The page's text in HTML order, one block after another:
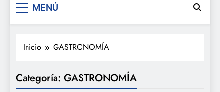
MENÚ
Inicio GASTRONOMÍA
Categoría: GASTRONOMÍA